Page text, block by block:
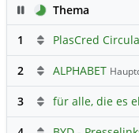
PauseThema
1
2 ALPHABET
3